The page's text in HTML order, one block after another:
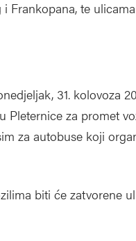
Frankopana, te
31. kolovoza
Pleternice za promet
za autobuse koji
biti će zatvorene